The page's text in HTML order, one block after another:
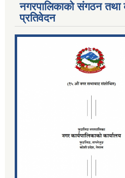
नगरपालिकाको संगठन
प्रतिवेदन